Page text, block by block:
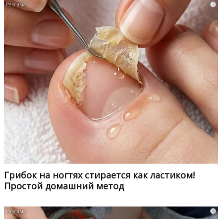
i
Грибок на ногтях стирается как ластиком!
Простой домашний метод
i